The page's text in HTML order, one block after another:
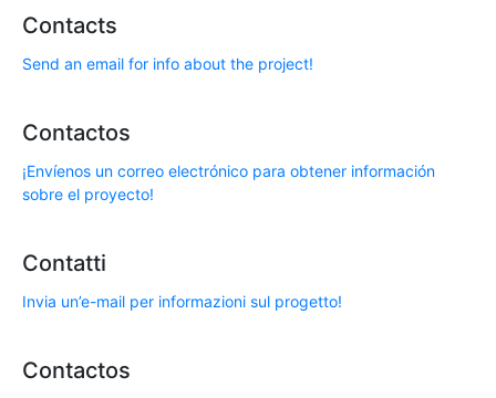
Contacts
Send an email for info about the project!
Contactos
¡Envíenos un correo electrónico para obtener información
sobre el proyecto!
Contatti
Invia un’e-mail per informazioni sul progetto!
Contactos